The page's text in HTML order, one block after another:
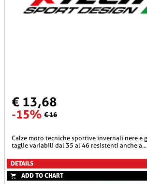
€ 13,68
-15% € 16
calze moto tecniche sportive invernali nere e giallo fluo xtech
taglie variabili dal 35 al 46 resistenti anche a...
DETAILS
ADD TO CHART